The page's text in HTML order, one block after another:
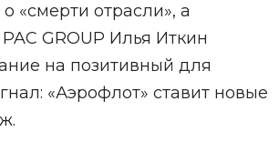
«смерти отрасли», а
GROUP Илья Иткин
на позитивный для
«Аэрофлот» ставит новые